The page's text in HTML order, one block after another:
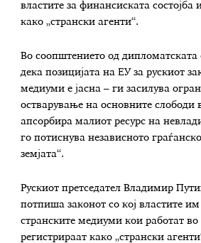
властите за финансиската состојба
како „странски агенти“.
Во соопштението од дипломатската
дека позицијата на ЕУ за рускиот
медиуми е јасна – ги засилува
остварување на основните слободи
апсорбира малиот ресурс на
го потиснува независното
земјата“.
Рускиот претседател Владимир
потпиша законот со кој властите
странските медиуми кои работат во
регистрираат како „странски